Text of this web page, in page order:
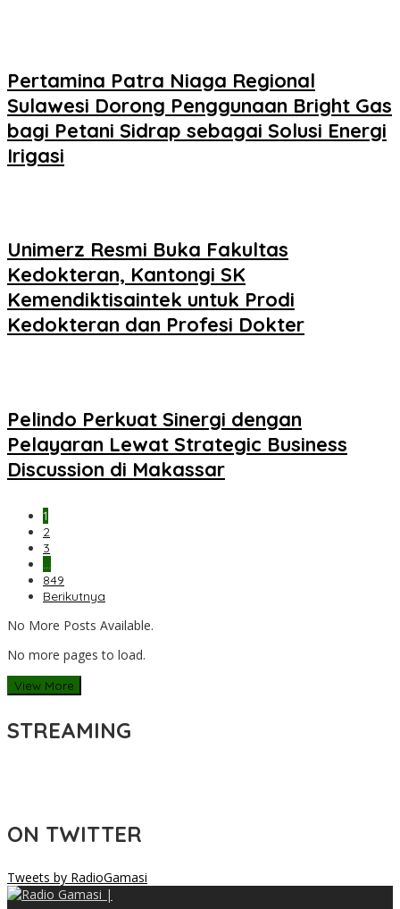
Pertamina Patra Niaga Regional
Sulawesi Dorong Penggunaan Bright Gas
bagi Petani Sidrap sebagai Solusi Energi
Irigasi
Unimerz Resmi Buka Fakultas
Kedokteran, Kantongi SK
Kemendiktisaintek untuk Prodi
Kedokteran dan Profesi Dokter
Pelindo Perkuat Sinergi dengan
Pelayaran Lewat Strategic Business
Discussion di Makassar
1
2
3
…
849
Berikutnya
No More Posts Available.
No more pages to load.
View More
STREAMING
ON TWITTER
Tweets by RadioGamasi